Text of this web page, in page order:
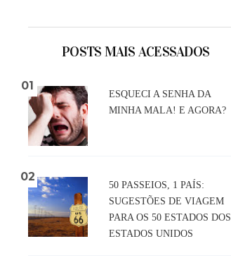
POSTS MAIS ACESSADOS
ESQUECI A SENHA DA
MINHA MALA! E AGORA?
50 PASSEIOS, 1 PAÍS:
SUGESTÕES DE VIAGEM
PARA OS 50 ESTADOS DOS
ESTADOS UNIDOS